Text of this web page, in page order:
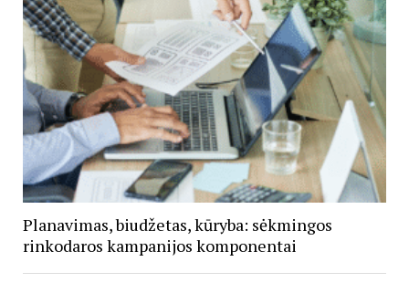
Planavimas, biudžetas, kūryba: sėkmingos
rinkodaros kampanijos komponentai